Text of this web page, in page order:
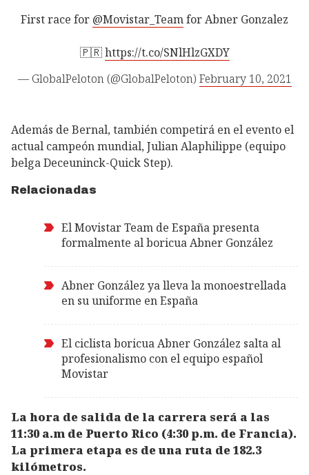
First race for @Movistar_Teamfor Abner Gonzalez
🇵🇷https://t.co/SNlHlzGXDY
— GlobalPeloton (@GlobalPeloton) February 10, 2021
Además de Bernal, también competirá en el evento el
actual campeón mundial, Julian Alaphilippe (equipo
belga Deceuninck-Quick Step).
Relacionadas
El Movistar Team de España presenta
formalmente al boricua Abner González
Abner González ya lleva la monoestrellada
en su uniforme en España
El ciclista boricua Abner González salta al
profesionalismo con el equipo español
Movistar
La hora de salida de la carrera será a las
11:30 a.m de Puerto Rico (4:30 p.m. de Francia).
La primera etapa es de una ruta de 182.3
kilómetros.